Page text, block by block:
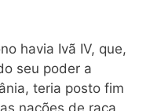
havia Ivã IV, que,
seu poder a
teria posto fim
nações de raça